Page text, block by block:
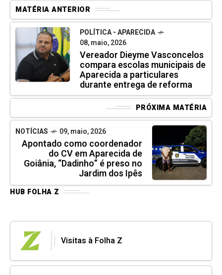
MATÉRIA ANTERIOR
POLÍTICA - APARECIDA
08, maio, 2026
Vereador Dieyme Vasconcelos
compara escolas municipais de
Aparecida a particulares
durante entrega de reforma
PRÓXIMA MATÉRIA
NOTÍCIAS 09, maio, 2026
Apontado como coordenador
do CV em Aparecida de
Goiânia, “Dadinho” é preso no
Jardim dos Ipês
HUB FOLHA Z
Visitas à Folha Z